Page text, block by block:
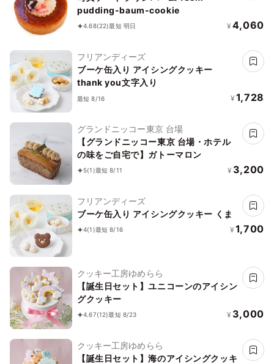
pudding-baum-cookie
4.68(22)最短 明日 ¥ 4,060
フリアンディーズ
ブーケ缶入り アイシングクッキー
thank you文字入り
最短 8/16 ¥ 1,728
グランドニッコー東京 台場
【グランドニッコー東京 台場・ホテル
の味をご自宅で】ガトーマロン
5(1)最短 8/11 ¥ 3,200
フリアンディーズ
ブーケ缶入り アイシングクッキー くま
4(1)最短 8/16 ¥ 1,700
クッキー工房ゆめらら
【誕生日セット】ユニコーンのアイシン
グクッキー
4.67(12)最短 8/23 ¥ 3,000
クッキー工房ゆめらら
【誕生日セット】海のアイシングクッキ